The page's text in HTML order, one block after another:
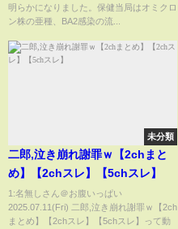
明らかになりました。保健当局はオミクロ
ン株の亜種、BA2感染の流...
未分類
二郎,泣き崩れ謝罪ｗ【2chまと
め】【2chスレ】【5chスレ】
1:名無しさん＠お腹いっぱい
2025.07.11(Fri) 二郎,泣き崩れ謝罪ｗ【2ch
まとめ】【2chスレ】【5chスレ】って動